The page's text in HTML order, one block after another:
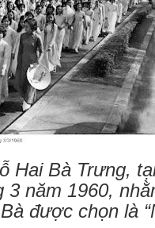
Hai Bà Trưng,
3 năm 1960,
được chọn là